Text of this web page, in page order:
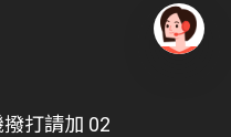
打請加 02